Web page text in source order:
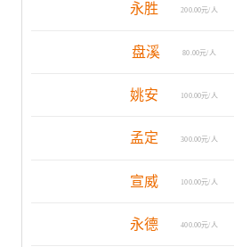
永胜 200.00元/人
盘溪 80.00元/人
姚安 100.00元/人
孟定 300.00元/人
宣威 100.00元/人
永德 400.00元/人